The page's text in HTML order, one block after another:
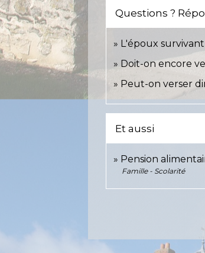
Questions ?
L'époux
Doit-on encore
Peut-on verser
Et aussi
Pension
Famille - Scolarité